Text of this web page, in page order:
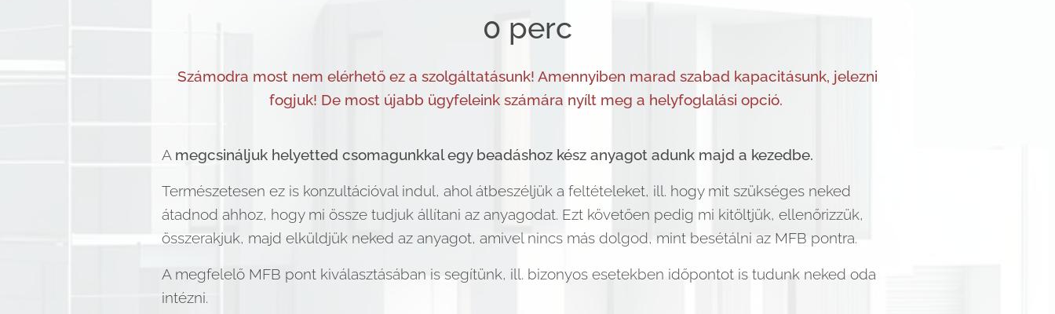
0 perc
Számodra most nem elérhető ez a szolgáltatásunk! Amennyiben marad szabad kapacitásunk, jelezni
fogjuk! De most újabb ügyfeleink számára nyílt meg a helyfoglalási opció.
A megcsináljuk helyetted csomagunkkalegy beadáshoz kész anyagot adunk majd a kezedbe.
Természetesen ez is konzultációval indul, ahol átbeszéljük a feltételeket, ill. hogy mit szükséges neked
átadnod ahhoz, hogy mi össze tudjuk állítani az anyagodat. Ezt követően pedig mi kitöltjük, ellenőrizzük,
összerakjuk, majd elküldjük neked az anyagot, amivel nincs más dolgod, mint besétálni az MFB pontra.
A megfelelő MFB pont kiválasztásában is segítünk, ill. bizonyos esetekben időpontot is tudunk neked oda
intézni.